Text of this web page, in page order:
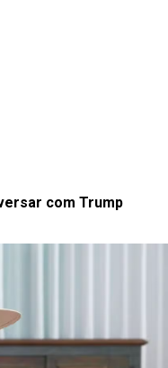
com Trump